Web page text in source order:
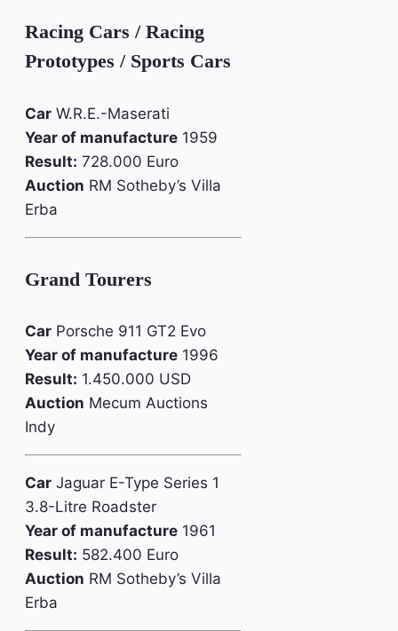
Racing Cars / Racing
Prototypes / Sports Cars
Car W.R.E.-Maserati
Year of manufacture 1959
Result: 728.000 Euro
Auction RM Sotheby’s Villa
Erba
Grand Tourers
Car Porsche 911 GT2 Evo
Year of manufacture 1996
Result: 1.450.000 USD
Auction Mecum Auctions
Indy
Car Jaguar E-Type Series 1
3.8-Litre Roadster
Year of manufacture 1961
Result: 582.400 Euro
Auction RM Sotheby’s Villa
Erba